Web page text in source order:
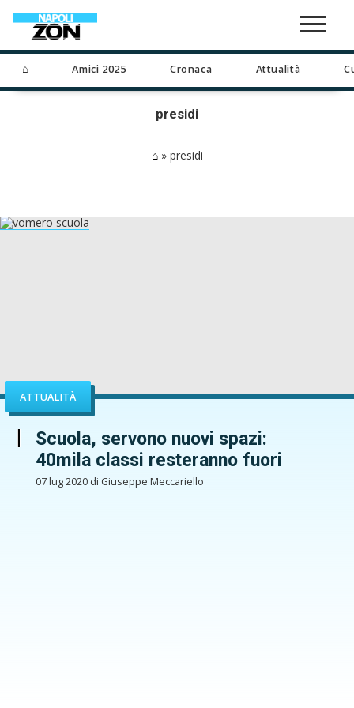
⌂ Amici 2025 Cronaca Attualità
presidi
⌂» presidi
ATTUALITÀ
Scuola, servono nuovi spazi:
40mila classi resteranno fuori
07 lug 2020 di Giuseppe Meccariello